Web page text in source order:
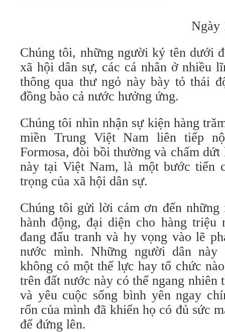
Ngày
Chúng tôi, những người ký tên dưới
xã hội dân sự, các cá nhân ở nhiều
thông qua thư ngỏ này bày tỏ thái
đồng bào cả nước hưởng ứng.
Chúng tôi nhìn nhận sự kiện hàng
miền Trung Việt Nam liên tiếp
Formosa, đòi bồi thường và chấm dứt
này tại Việt Nam, là một bước tiến
trọng của xã hội dân sự.
Chúng tôi gửi lời cám ơn đến những
hành động, đại diện cho hàng triệu
đang đấu tranh và hy vọng vào lẽ
nước mình. Những người dân này
không có một thế lực hay tổ chức
trên đất nước này có thể ngang nhiên
và yêu cuộc sống bình yên ngay
rốn của mình đã khiến họ có đủ sức
để đứng lên.